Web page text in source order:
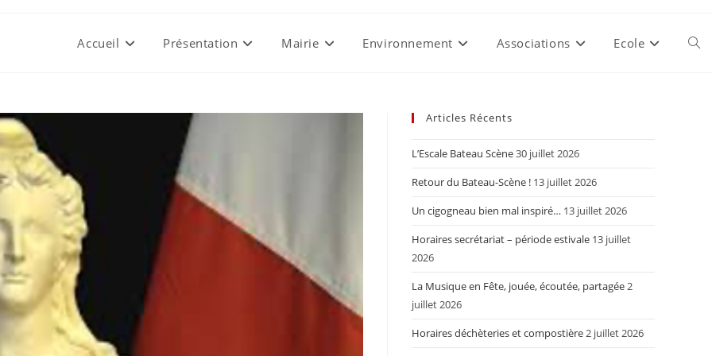
Accueil Présentation Mairie Environnement Associations Ecole
Articles Récents
L’Escale Bateau Scène30 juillet 2026
Retour du Bateau-Scène ! 13 juillet 2026
Un cigogneau bien mal inspiré… 13 juillet 2026
Horaires secrétariat – période estivale 13 juillet
2026
La Musique en Fête, jouée, écoutée, partagée2
juillet 2026
Horaires déchèteries et compostière2 juillet 2026